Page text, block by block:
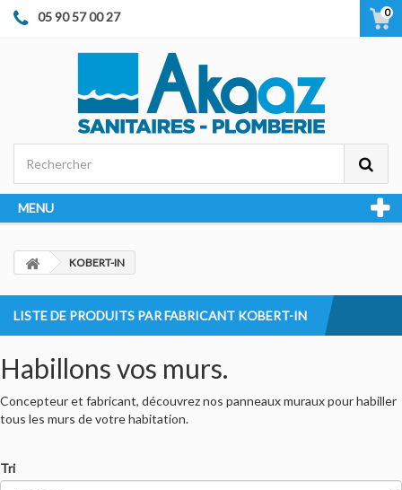
05 90 57 00 27 0
MENU
KOBERT-IN
LISTE DE PRODUITS PAR FABRICANT KOBERT-IN
Habillons vos murs.
Concepteur et fabricant, découvrez nos panneaux muraux pour habiller
tous les murs de votre habitation.
Tri